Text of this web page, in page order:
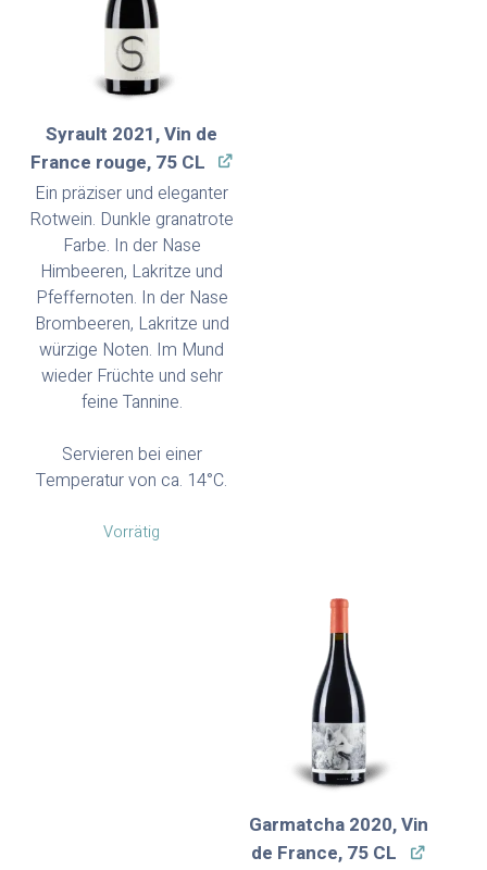
Syrault 2021, Vin de
France rouge, 75 CL
Ein präziser und eleganter
Rotwein. Dunkle granatrote
Farbe. In der Nase
Himbeeren, Lakritze und
Pfeffernoten. In der Nase
Brombeeren, Lakritze und
würzige Noten. Im Mund
wieder Früchte und sehr
feine Tannine.
Servieren bei einer
Temperatur von ca. 14°C.
Vorrätig
Garmatcha 2020, Vin
de France, 75 CL